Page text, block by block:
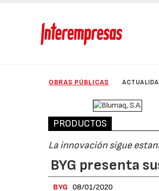
OBRAS PÚBLICAS
PRODUCTOS
La innovación sigue
BYG presenta
BYG 08/01/2020